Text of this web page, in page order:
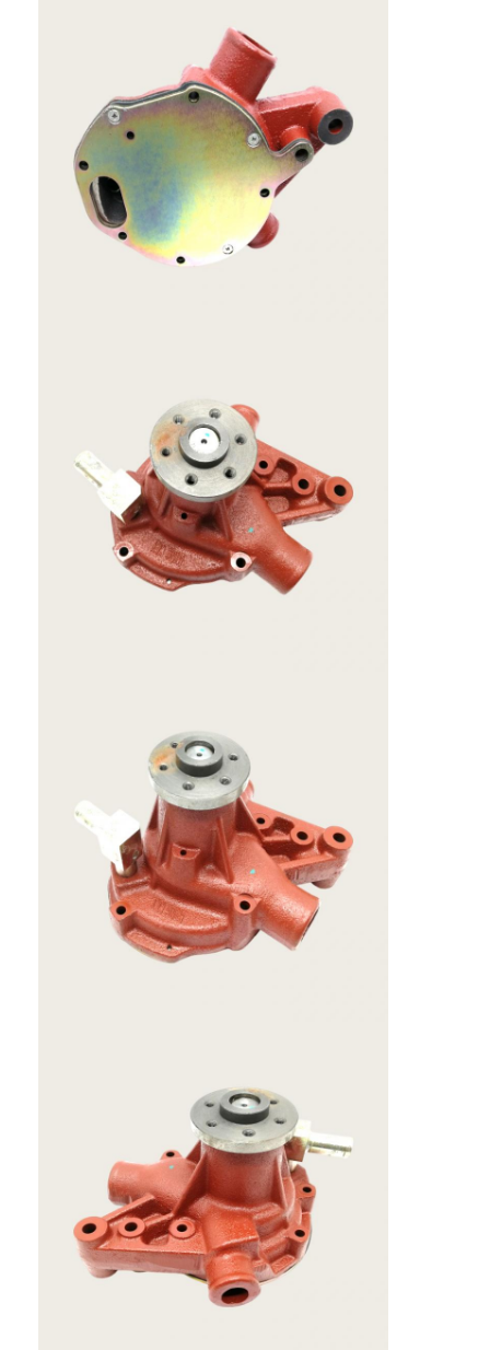
Spettacolo VR
chi siamo
Visita alla fabbrica
Ora chiacchieri
Parti del motore KOMATSU